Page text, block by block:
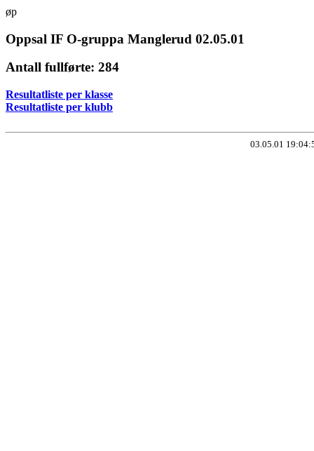
øp
Oppsal IF O-gruppa Manglerud 02.05.01
Antall fullførte: 284
Resultatliste per klasse
Resultatliste per klubb
03.05.01